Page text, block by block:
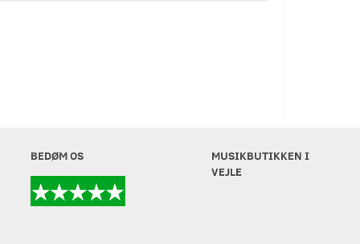
BEDØM OS
MUSIKBUTIKKEN I
VEJLE